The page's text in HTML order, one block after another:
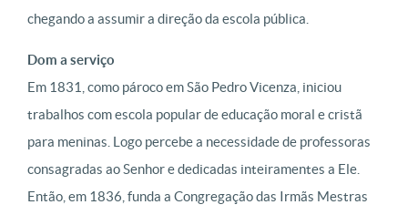
chegando a assumir a direção da escola pública.
Dom a serviço
Em 1831, como pároco em São Pedro Vicenza, iniciou
trabalhos com escola popular de educação moral e cristã
para meninas. Logo percebe a necessidade de professoras
consagradas ao Senhor e dedicadas inteiramentes a Ele.
Então, em 1836, funda a Congregação das Irmãs Mestras